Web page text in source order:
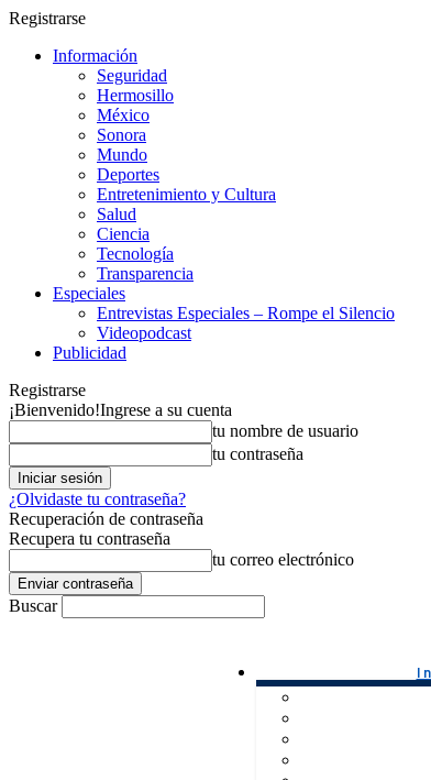
Registrarse
Información
Seguridad
Hermosillo
México
Sonora
Mundo
Deportes
Entretenimiento y Cultura
Salud
Ciencia
Tecnología
Transparencia
Especiales
Entrevistas Especiales – Rompe el Silencio
Videopodcast
Publicidad
Registrarse
¡Bienvenido!Ingrese a su cuenta
tu nombre de usuario
tu contraseña
¿Olvidaste tu contraseña?
Recuperación de contraseña
Recupera tu contraseña
tu correo electrónico
Buscar